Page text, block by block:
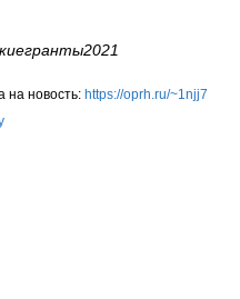
на новость: https://oprh.ru/~1njj7